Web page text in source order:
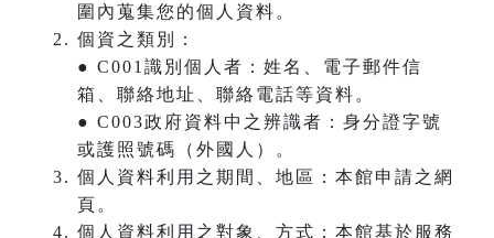
圍內蒐集您的個人資料。
個資之類別：
● C001識別個人者：姓名、電子郵件信
箱、聯絡地址、聯絡電話等資料。
● C003政府資料中之辨識者：身分證字號
或護照號碼（外國人）。
個人資料利用之期間、地區：本館申請之網
頁。
個人資料利用之對象、方式：本館基於服務